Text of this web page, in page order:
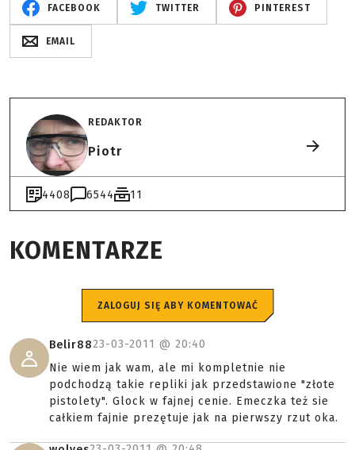
FACEBOOK TWITTER PINTEREST
EMAIL
REDAKTOR
Piotr
4408 6544 11
KOMENTARZE
ZALOGUJ SIĘ ABY KOMENTOWAĆ
Belir8823-03-2011 @ 20:40
Nie wiem jak wam, ale mi kompletnie nie
podchodzą takie repliki jak przedstawione "złote
pistolety". Glock w fajnej cenie. Emeczka też sie
całkiem fajnie prezętuje jak na pierwszy rzut oka.